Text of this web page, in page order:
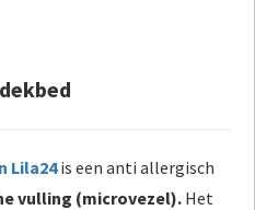
Lila24is een anti allergisch
vulling (microvezel).Het